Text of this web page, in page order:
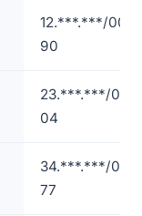
12.***.***/
90
23.***.***/
04
34.***.***/
77